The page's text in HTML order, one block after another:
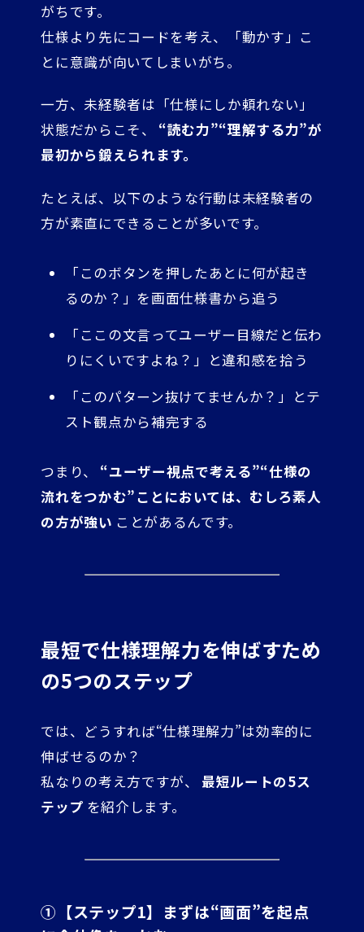
がちです。
仕様より先にコードを考え、「動かす」こ
とに意識が向いてしまいがち。
一方、未経験者は「仕様にしか頼れない」
状態だからこそ、
“読む力”“理解する力”が
最初から鍛えられます。
たとえば、以下のような行動は未経験者の
方が素直にできることが多いです。
「このボタンを押したあとに何が起き
るのか？」を画面仕様書から追う
「ここの文言ってユーザー目線だと伝わ
りにくいですよね？」と違和感を拾う
「このパターン抜けてませんか？」とテ
スト観点から補完する
つまり、
“ユーザー視点で考える”“仕様の
流れをつかむ”ことにおいては、むしろ素人
の方が強い ことがあるんです。
最短で仕様理解力を伸ばすため
の5つのステップ
では、どうすれば“仕様理解力”は効率的に
伸ばせるのか？
私なりの考え方ですが、
最短ルートの5ス
テップ を紹介します。
①【ステップ1】まずは“画面”を起点